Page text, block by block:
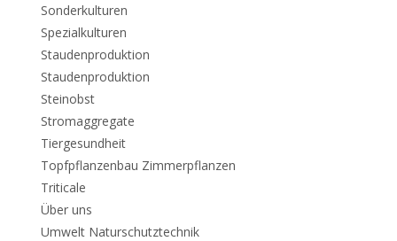
Sonderkulturen
Spezialkulturen
Staudenproduktion
Staudenproduktion
Steinobst
Stromaggregate
Tiergesundheit
Topfpflanzenbau Zimmerpflanzen
Triticale
Über uns
Umwelt Naturschutztechnik